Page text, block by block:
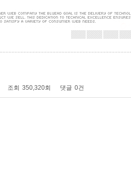
조회 350,320회 댓글 0건